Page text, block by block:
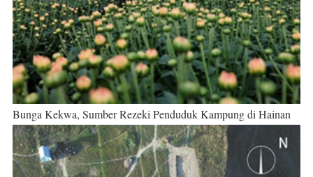
Bunga Kekwa, Sumber Rezeki Penduduk Kampung di Hainan